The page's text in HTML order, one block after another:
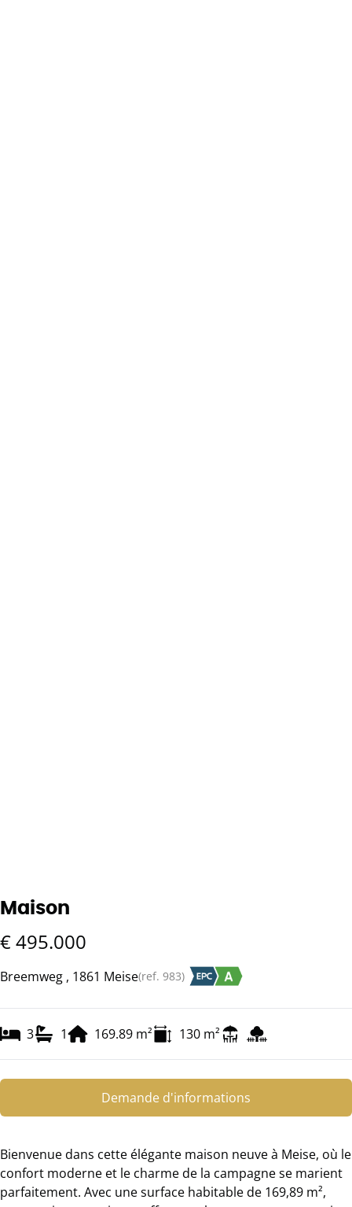
Maison
€ 495.000
Breemweg , 1861 Meise(ref. 983)
3 1 169.89 m² 130 m²
Demande d'informations
Bienvenue dans cette élégante maison neuve à Meise, où le
confort moderne et le charme de la campagne se marient
parfaitement. Avec une surface habitable de 169,89 m²,